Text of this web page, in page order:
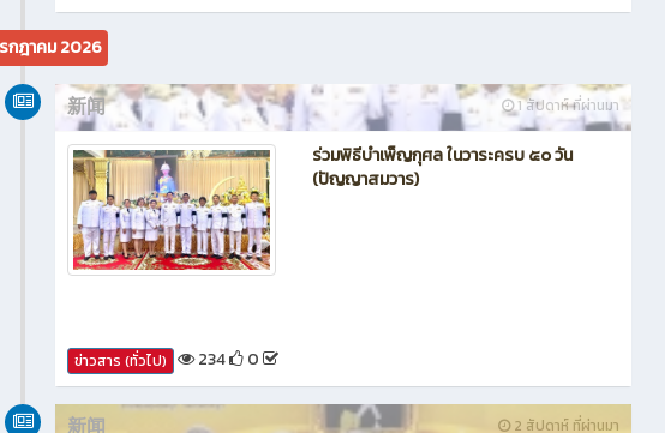
ข่าวสาร (ทั่วไป) 623 0
กรกฎาคม 2026
新闻